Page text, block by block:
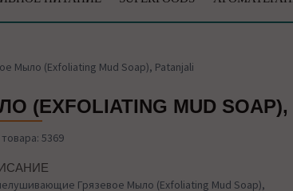
Мыло (Exfoliating Mud Soap), Patanjali
MUD SOAP),
5369
Грязевое Мыло (Exfoliating Mud Soap),